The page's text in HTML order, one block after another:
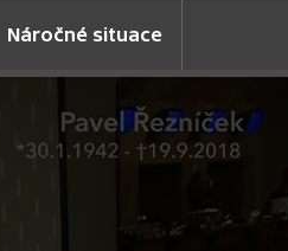
Náročné situace